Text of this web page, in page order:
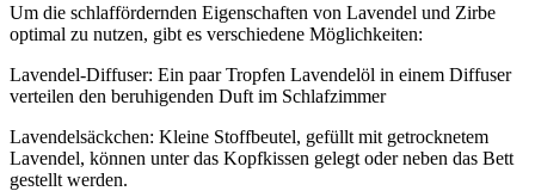
Um die schlaffördernden Eigenschaften von Lavendel und Zirbe
optimal zu nutzen, gibt es verschiedene Möglichkeiten:
Lavendel-Diffuser: Ein paar Tropfen Lavendelöl in einem Diffuser
verteilen den beruhigenden Duft im Schlafzimmer
Lavendelsäckchen: Kleine Stoffbeutel, gefüllt mit getrocknetem
Lavendel, können unter das Kopfkissen gelegt oder neben das Bett
gestellt werden.